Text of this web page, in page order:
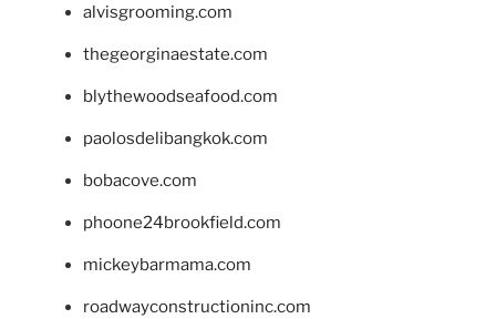
alvisgrooming.com
thegeorginaestate.com
blythewoodseafood.com
paolosdelibangkok.com
bobacove.com
phoone24brookfield.com
mickeybarmama.com
roadwayconstructioninc.com